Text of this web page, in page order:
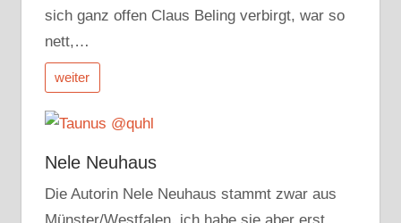
sich ganz offen Claus Beling verbirgt, war so
nett,…
weiter
Nele Neuhaus
Die Autorin Nele Neuhaus stammt zwar aus